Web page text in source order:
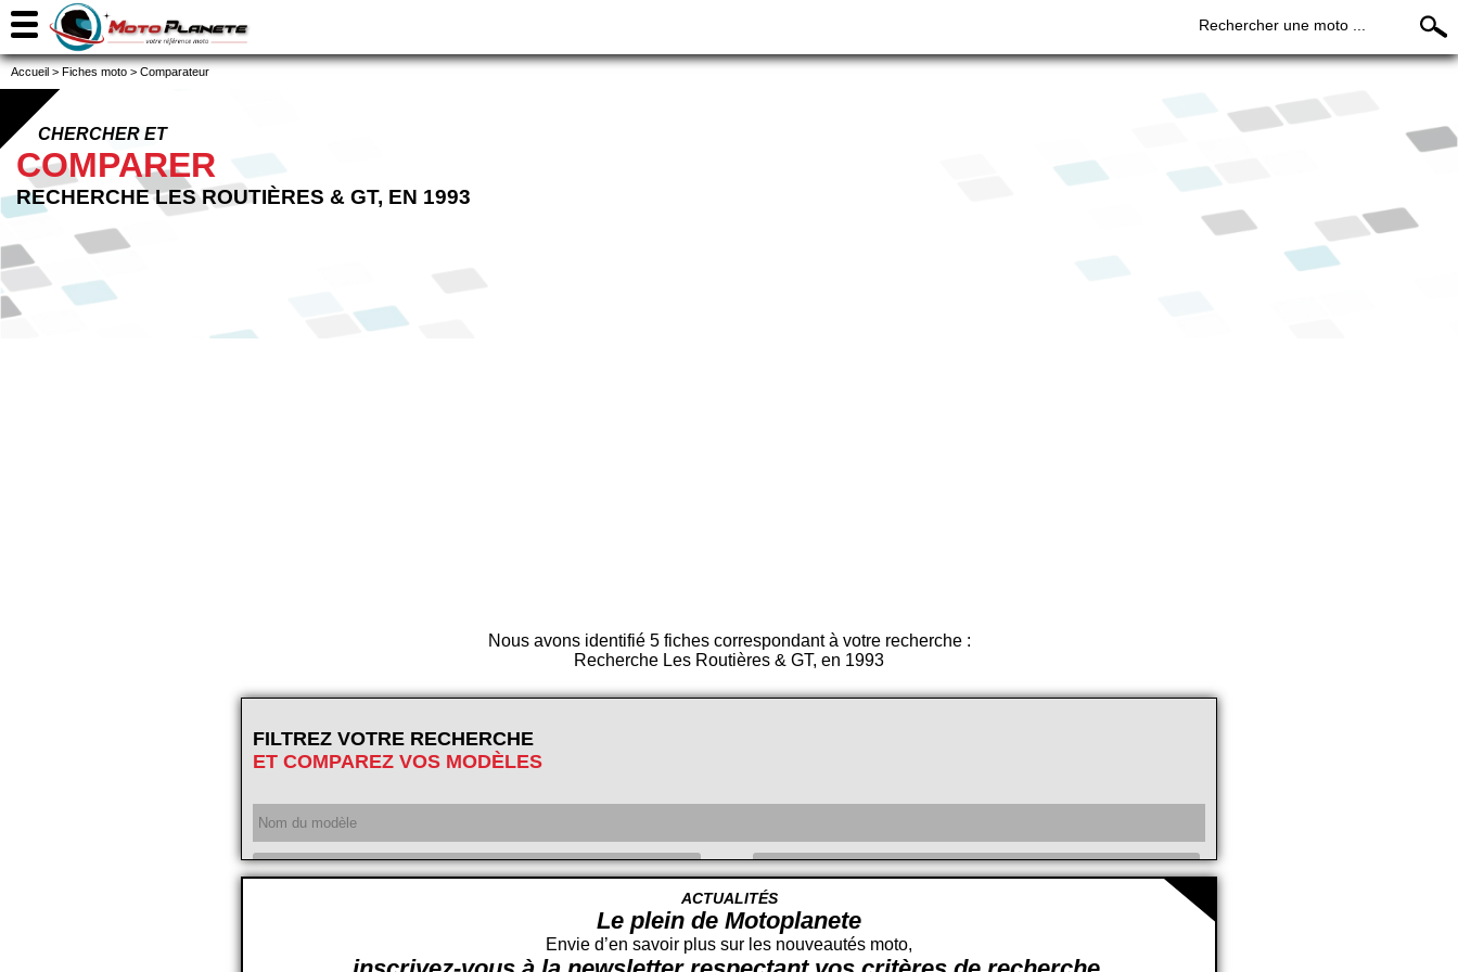
Rechercher une moto ...
Accueil > Fiches moto > Comparateur
CHERCHER ET
COMPARER
RECHERCHE LES ROUTIÈRES & GT, EN 1993
Nous avons identifié 5 fiches correspondant à votre recherche :
Recherche Les Routières & GT, en 1993
FILTREZ VOTRE RECHERCHE
ET COMPAREZ VOS MODÈLES
Cylindrée cc -
ACTUALITÉS
Le plein de Motoplanete
Envie d’en savoir plus sur les nouveautés moto,